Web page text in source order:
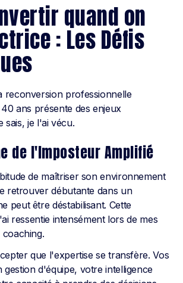
quand on
: Les Défis
reconversion professionnelle
ans présente des enjeux
sais, je l'ai vécu.
de l'Imposteur Amplifié
de maîtriser son environnement
retrouver débutante dans un
peut être déstabilisant. Cette
ressentie intensément lors de mes
que l'expertise se transfère. Vos
gestion d'équipe, votre intelligence